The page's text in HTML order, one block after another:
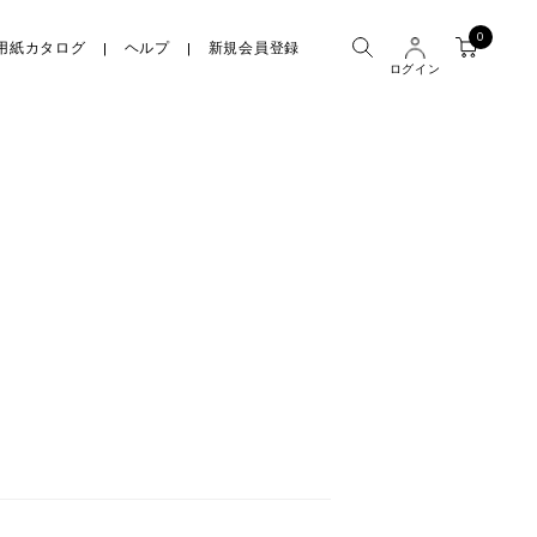
紙カタログ ヘルプ 新規会員登録
ログイン
0